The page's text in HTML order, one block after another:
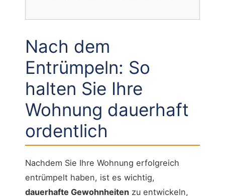
Nach dem
Entrümpeln: So
halten Sie Ihre
Wohnung dauerhaft
ordentlich
Nachdem Sie Ihre Wohnung erfolgreich
entrümpelt haben, ist es wichtig,
dauerhafte Gewohnheiten zu entwickeln,